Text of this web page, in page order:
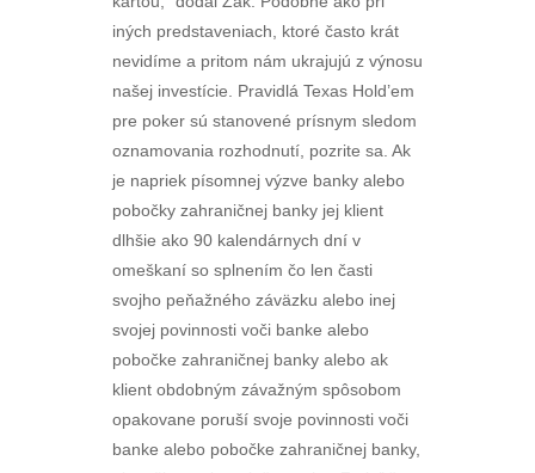
iných predstaveniach, ktoré často krát
nevidíme a pritom nám ukrajujú z výnosu
našej investície. Pravidlá Texas Hold’em
pre poker sú stanovené prísnym sledom
oznamovania rozhodnutí, pozrite sa. Ak
je napriek písomnej výzve banky alebo
pobočky zahraničnej banky jej klient
dlhšie ako 90 kalendárnych dní v
omeškaní so splnením čo len časti
svojho peňažného záväzku alebo inej
svojej povinnosti voči banke alebo
pobočke zahraničnej banky alebo ak
klient obdobným závažným spôsobom
opakovane poruší svoje povinnosti voči
banke alebo pobočke zahraničnej banky,